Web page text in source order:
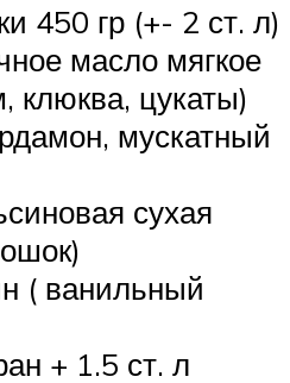
450 гр (+- 2 ст. л)
масло мягкое
клюква, цукаты)
мускатный
сухая
( ванильный
+ 1.5 ст. л